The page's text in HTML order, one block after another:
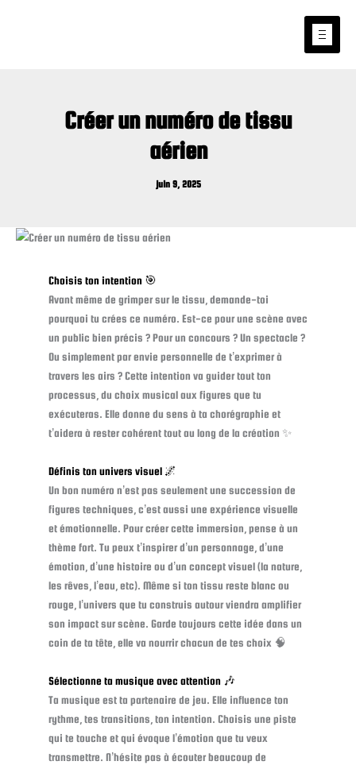
Créer un numéro de tissu
aérien
juin 9, 2025
Choisis ton intention 🎯
Avant même de grimper sur le tissu, demande-toi
pourquoi tu crées ce numéro. Est-ce pour une scène avec
un public bien précis ? Pour un concours ? Un spectacle ?
Ou simplement par envie personnelle de t’exprimer à
travers les airs ? Cette intention va guider tout ton
processus, du choix musical aux figures que tu
exécuteras. Elle donne du sens à ta chorégraphie et
t’aidera à rester cohérent tout au long de la création ✨
Définis ton univers visuel 🌌
Un bon numéro n’est pas seulement une succession de
figures techniques, c’est aussi une expérience visuelle
et émotionnelle. Pour créer cette immersion, pense à un
thème fort. Tu peux t’inspirer d’un personnage, d’une
émotion, d’une histoire ou d’un concept visuel (la nature,
les rêves, l’eau, etc). Même si ton tissu reste blanc ou
rouge, l’univers que tu construis autour viendra amplifier
son impact sur scène. Garde toujours cette idée dans un
coin de ta tête, elle va nourrir chacun de tes choix 🧠
Sélectionne ta musique avec attention 🎶
Ta musique est ta partenaire de jeu. Elle influence ton
rythme, tes transitions, ton intention. Choisis une piste
qui te touche et qui évoque l’émotion que tu veux
transmettre. N’hésite pas à écouter beaucoup de